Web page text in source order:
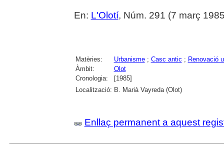
En: L'Olotí, Núm. 291 (7 març
Matèries: Urbanisme; Casc antic ; Renovació
Àmbit:
Olot
Cronologia:
[1985]
Localització: B. Marià Vayreda (Olot)
Enllaç permanent a aquest